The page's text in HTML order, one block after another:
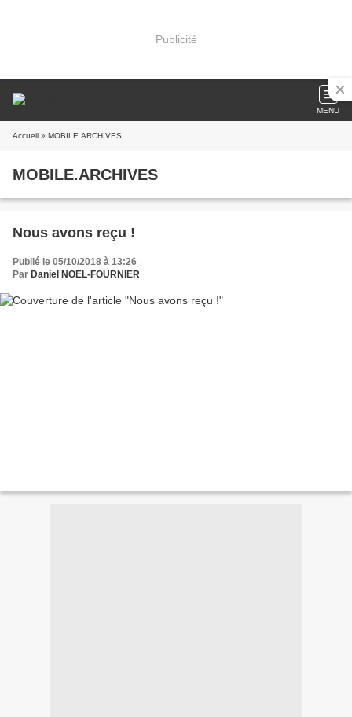
Publicité
MENU
Accueil » MOBILE.ARCHIVES
MOBILE.ARCHIVES
Nous avons reçu !
Publié le 05/10/2018 à 13:26
Par Daniel NOEL-FOURNIER